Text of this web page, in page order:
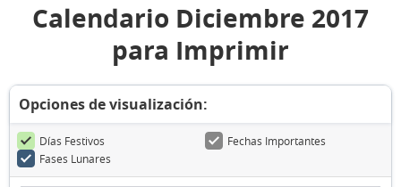
Calendario Diciembre 2017
para Imprimir
Opciones de visualización:
Días Festivos
Fechas Importantes
Fases Lunares